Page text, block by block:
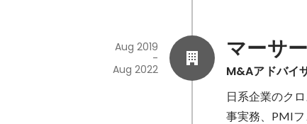
マーサ
M&Aアドバイ
Aug 2019
-
Aug 2022
日系企業のク
事実務、PMI